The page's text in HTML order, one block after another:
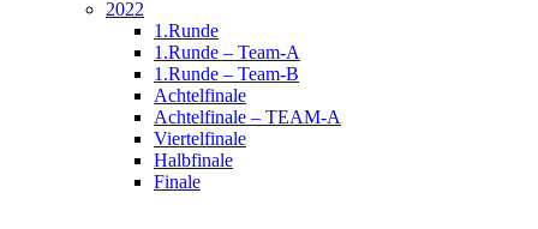
2022
1.Runde
1.Runde – Team-A
1.Runde – Team-B
Achtelfinale
Achtelfinale – TEAM-A
Viertelfinale
Halbfinale
Finale